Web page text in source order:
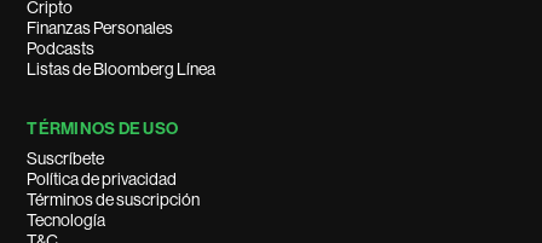
Cripto
Finanzas Personales
Podcasts
Listas de Bloomberg Línea
TÉRMINOS DE USO
Suscríbete
Política de privacidad
Términos de suscripción
Tecnología